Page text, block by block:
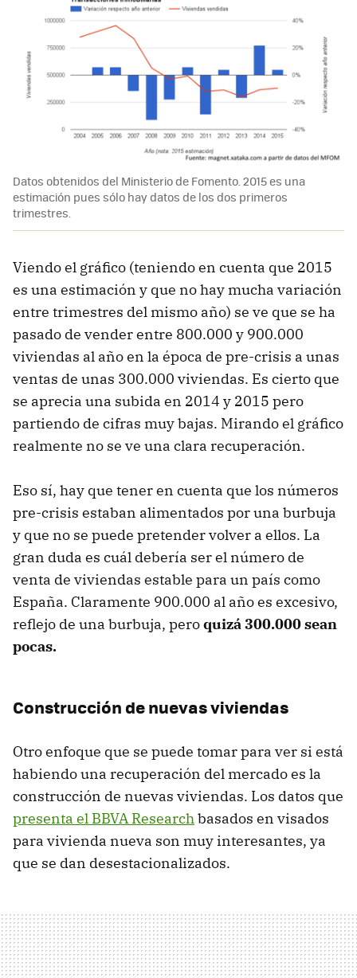
Datos obtenidos del Ministerio de Fomento. 2015 es una
estimación pues sólo hay datos de los dos primeros
trimestres.
Viendo el gráfico (teniendo en cuenta que 2015
es una estimación y que no hay mucha variación
entre trimestres del mismo año) se ve que se ha
pasado de vender entre 800.000 y 900.000
viviendas al año en la época de pre-crisis a unas
ventas de unas 300.000 viviendas. Es cierto que
se aprecia una subida en 2014 y 2015 pero
partiendo de cifras muy bajas. Mirando el gráfico
realmente no se ve una clara recuperación.
Eso sí, hay que tener en cuenta que los números
pre-crisis estaban alimentados por una burbuja
y que no se puede pretender volver a ellos. La
gran duda es cuál debería ser el número de
venta de viviendas estable para un país como
España. Claramente 900.000 al año es excesivo,
reflejo de una burbuja, peroquizá 300.000 sean
pocas.
Construcción de nuevas viviendas
Otro enfoque que se puede tomar para ver si está
habiendo una recuperación del mercado es la
construcción de nuevas viviendas. Los datos que
presenta el BBVA Research basados en visados
para vivienda nueva son muy interesantes, ya
que se dan desestacionalizados.